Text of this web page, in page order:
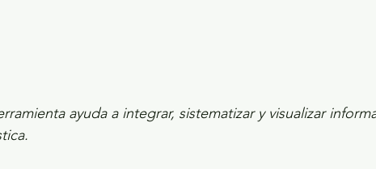
ayuda a integrar, sistematizar y visualizar